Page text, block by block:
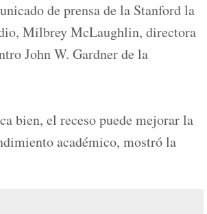
de prensa de la Stanford la
Milbrey McLaughlin, directora
John W. Gardner de la
bien, el receso puede mejorar la
académico, mostró la